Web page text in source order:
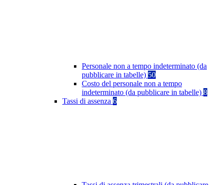
Personale non a tempo indeterminato (da
pubblicare in tabelle) 50
Costo del personale non a tempo
indeterminato (da pubblicare in tabelle) 8
Tassi di assenza 6